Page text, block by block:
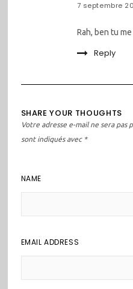
7 septembre
Rah, ben tu
Reply
SHARE YOUR THOUGHTS
Votre adresse e-mail ne sera pas
sont indiqués avec *
NAME
EMAIL ADDRESS